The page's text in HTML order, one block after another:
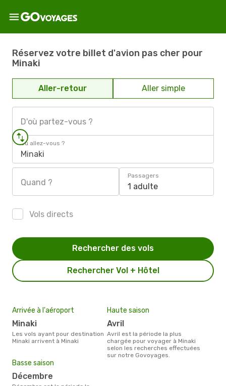
Réservez votre billet d'avion pas cher pour
Minaki
Aller-retour Aller simple
D'où partez-vous ?
Où allez-vous ?
Minaki
Quand ?
Passagers
1 adulte
Vols directs
Rechercher Vol + Hôtel
Rechercher des vols
Arrivée à l'aéroport
Minaki
Les vols ayant pour destination
Minaki arrivent à Minaki
Haute saison
avril
avril est la période la plus
chargée pour voyager à Minaki
selon les recherches effectuées
sur notre Govoyages.
Basse saison
décembre